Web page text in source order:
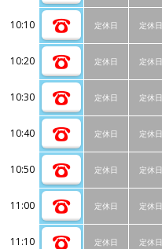
10:10 定休日 定休日
10:20 定休日 定休日
10:30 定休日 定休日
10:40 定休日 定休日
10:50 定休日 定休日
11:00 定休日 定休日
11:10 定休日 定休日